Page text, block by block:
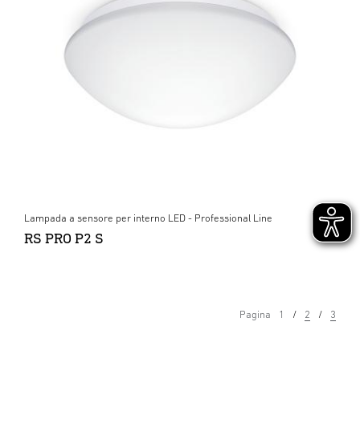
Lampada a sensore per interno LED - Professional Line
RS PRO P2 S
Pagina 1 2 3